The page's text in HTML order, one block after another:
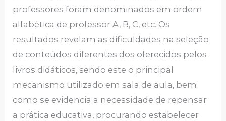
professores foram denominados em ordem
alfabética de professor A, B, C, etc. Os
resultados revelam as dificuldades na seleção
de conteúdos diferentes dos oferecidos pelos
livros didáticos, sendo este o principal
mecanismo utilizado em sala de aula, bem
como se evidencia a necessidade de repensar
a prática educativa, procurando estabelecer